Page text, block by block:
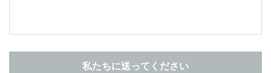
私たちに送ってください